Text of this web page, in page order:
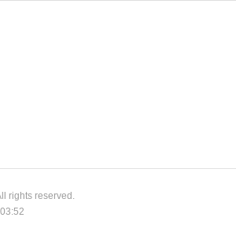
rights reserved.